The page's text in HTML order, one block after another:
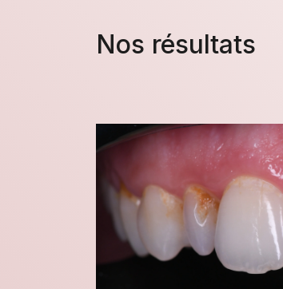
Nos résultats